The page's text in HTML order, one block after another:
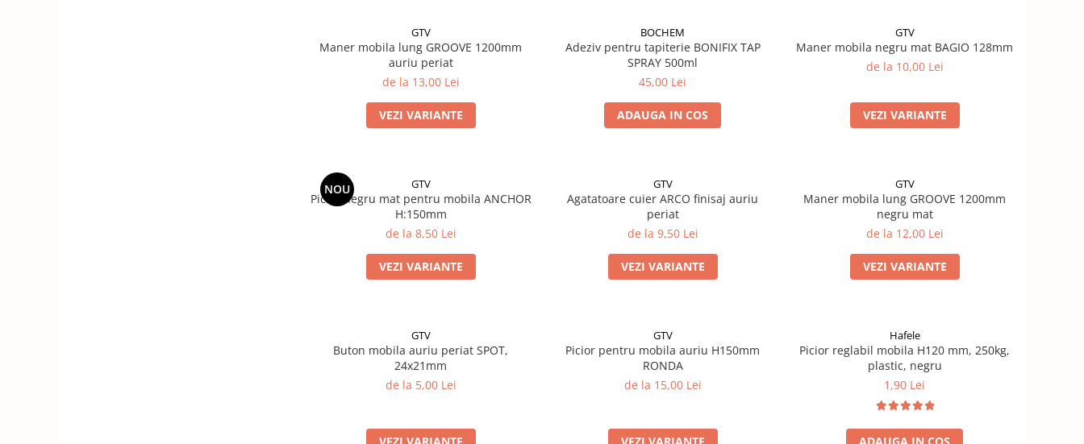
GTV
Maner mobila lung GROOVE 1200mm
auriu periat
de la 13,00 Lei
VEZI VARIANTE
BOCHEM
Adeziv pentru tapiterie BONIFIX TAP
SPRAY 500ml
45,00 Lei
ADAUGA IN COS
GTV
Maner mobila negru mat BAGIO 128mm
de la 10,00 Lei
VEZI VARIANTE
NOU GTV
Picior negru mat pentru mobila ANCHOR
H:150mm
de la 8,50 Lei
VEZI VARIANTE
GTV
Agatatoare cuier ARCO finisaj auriu
periat
de la 9,50 Lei
VEZI VARIANTE
GTV
Maner mobila lung GROOVE 1200mm
negru mat
de la 12,00 Lei
VEZI VARIANTE
GTV
Buton mobila auriu periat SPOT,
24x21mm
de la 5,00 Lei
GTV
Picior pentru mobila auriu H150mm
RONDA
de la 15,00 Lei
Hafele
Picior reglabil mobila H120 mm, 250kg,
plastic, negru
1,90 Lei